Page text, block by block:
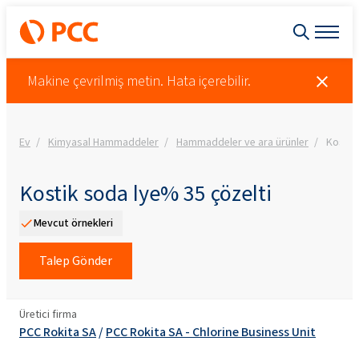
Makine çevrilmiş metin. Hata içerebilir.
Ev Kimyasal Hammaddeler Hammaddeler ve ara ürünler
Kostik soda lye% 35 çözelti
Mevcut örnekleri
Talep Gönder
Üretici firma
PCC Rokita SA/PCC Rokita SA - Chlorine Business Unit